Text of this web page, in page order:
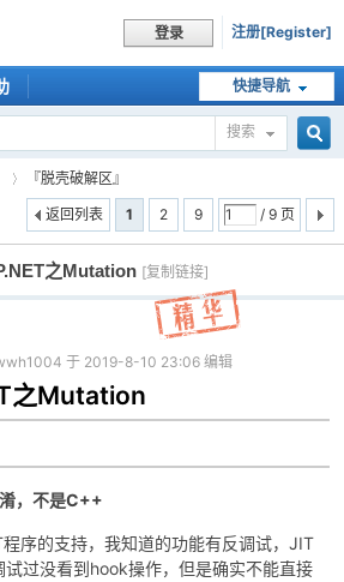
登录 注册[Register]
快捷导航
搜索
›
『脱壳破解区』
1
2 9 / 9 页
返回列表
之Mutation [复制链接]
于 2019-8-10 23:06 编辑
之Mutation
，不是C++
序的支持，我知道的功能有反调试，JIT
过没看到hook操作，但是确实不能直接